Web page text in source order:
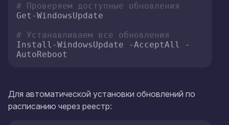
# Проверяем доступные обновления
Get-WindowsUpdate
# Устанавливаем все обновления
Install-WindowsUpdate -AcceptAll -
AutoReboot
Для автоматической установки обновлений по
расписанию через реестр: